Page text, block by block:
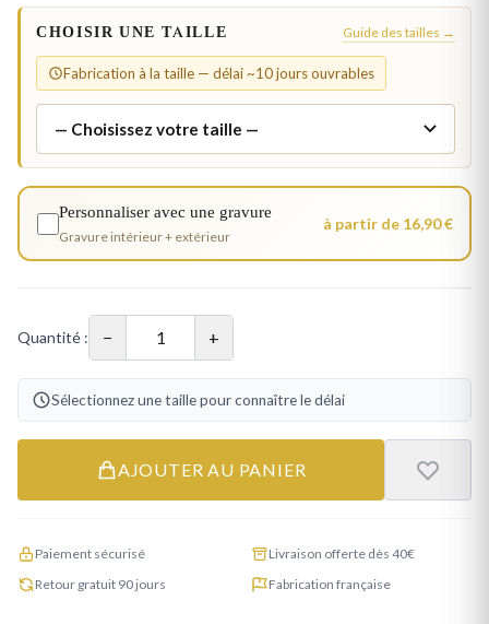
CHOISIR UNE TAILLE Guide des tailles →
Fabrication à la taille — délai ~10 jours ouvrables
Personnaliser avec une gravure
Gravure intérieur + extérieur
à partir de 16,90 €
Quantité : − +
Sélectionnez une taille pour connaître le délai
AJOUTER AU PANIER
Paiement sécurisé
Livraison offerte dès 40€
Retour gratuit 90 jours
Fabrication française